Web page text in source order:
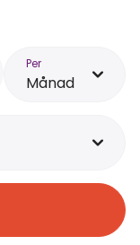
Per
Månad